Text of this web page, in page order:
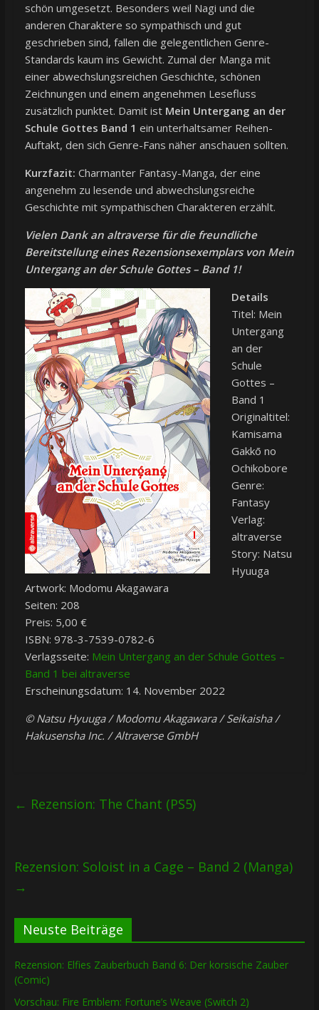
schön umgesetzt. Besonders weil Nagi und die
anderen Charaktere so sympathisch und gut
geschrieben sind, fallen die gelegentlichen Genre-
Standards kaum ins Gewicht. Zumal der Manga mit
einer abwechslungsreichen Geschichte, schönen
Zeichnungen und einem angenehmen Lesefluss
zusätzlich punktet. Damit ist Mein Untergang an der
Schule Gottes Band 1 ein unterhaltsamer Reihen-
Auftakt, den sich Genre-Fans näher anschauen sollten.
Kurzfazit: Charmanter Fantasy-Manga, der eine
angenehm zu lesende und abwechslungsreiche
Geschichte mit sympathischen Charakteren erzählt.
Vielen Dank an altraverse für die freundliche
Bereitstellung eines Rezensionsexemplars von Mein
Untergang an der Schule Gottes – Band 1!
Details
Titel: Mein
Untergang
an der
Schule
Gottes –
Band 1
Originaltitel:
Kamisama
Gakkō no
Ochikobore
Genre:
Fantasy
Verlag:
altraverse
Story: Natsu
Hyuuga
Artwork: Modomu Akagawara
Seiten: 208
Preis: 5,00 €
ISBN: 978-3-7539-0782-6
Verlagsseite: Mein Untergang an der Schule Gottes –
Band 1 bei altraverse
Erscheinungsdatum: 14. November 2022
© Natsu Hyuuga / Modomu Akagawara / Seikaisha /
Hakusensha Inc. / Altraverse GmbH
← Rezension: The Chant (PS5)
Rezension: Soloist in a Cage – Band 2 (Manga)
→
Neuste Beiträge
Rezension: Elfies Zauberbuch Band 6: Der korsische Zauber
(Comic)
Vorschau: Fire Emblem: Fortune’s Weave (Switch 2)